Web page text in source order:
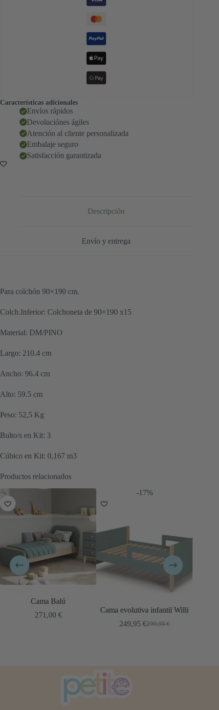
Características adicionales
Envíos rápidos
Devoluciónes ágiles
Atención al cliente personalizada
Embalaje seguro
Satisfacción garantizada
Descripción
Envío y entrega
Para colchón 90×190 cm.
Colch.Inferior: Colchoneta de 90×190 x15
Material: DM/PINO
Largo: 210.4 cm
Ancho: 96.4 cm
Alto: 59.5 cm
Peso: 52,5 Kg
Bulto/s en Kit: 3
Cúbico en Kit: 0,167 m3
Productos relacionados
-12%
Cama Nido infantil Buzz
395,95€
El
349,95€El